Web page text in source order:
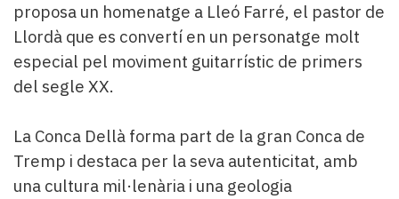
proposa un homenatge a Lleó Farré, el pastor de
Llordà que es convertí en un personatge molt
especial pel moviment guitarrístic de primers
del segle XX.
La Conca Dellà forma part de la gran Conca de
Tremp i destaca per la seva autenticitat, amb
una cultura mil·lenària i una geologia